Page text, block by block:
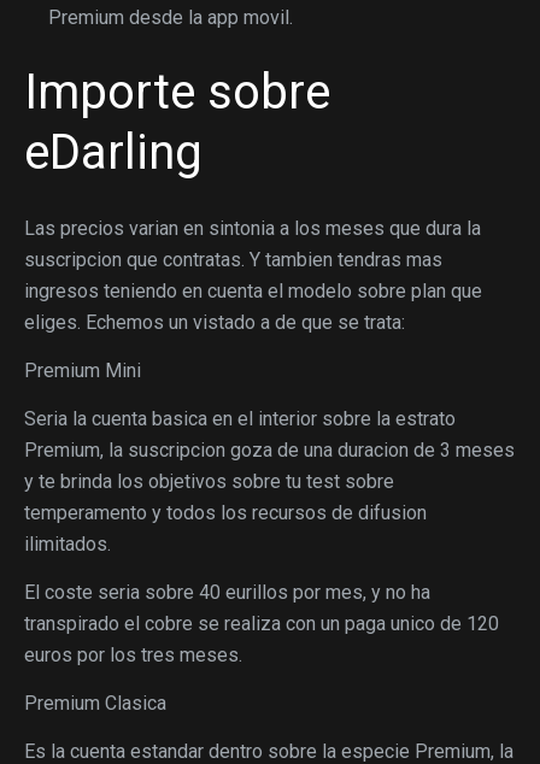
Premium desde la app movil.
Importe sobre
eDarling
Las precios varian en sintonia a los meses que dura la
suscripcion que contratas. Y tambien tendras mas
ingresos teniendo en cuenta el modelo sobre plan que
eliges. Echemos un vistado a de que se trata:
Premium Mini
Seri­a la cuenta basica en el interior sobre la estrato
Premium, la suscripcion goza de una duracion de 3 meses
y te brinda los objetivos sobre tu test sobre
temperamento y todos los recursos de difusion
ilimitados.
El coste seri­a sobre 40 eurillos por mes, y no ha
transpirado el cobre se realiza con un paga unico de 120
euros por los tres meses.
Premium Clasica
Es la cuenta estandar dentro sobre la especie Premium, la